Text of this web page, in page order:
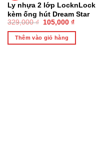
Ly nhựa 2 lớp LocknLock
kèm ống hút Dream Star
Double wall cold cup 750ml
– Màu tím HAP522VOL
329,000₫ 105,000 ₫
Thêm vào giỏ hàng